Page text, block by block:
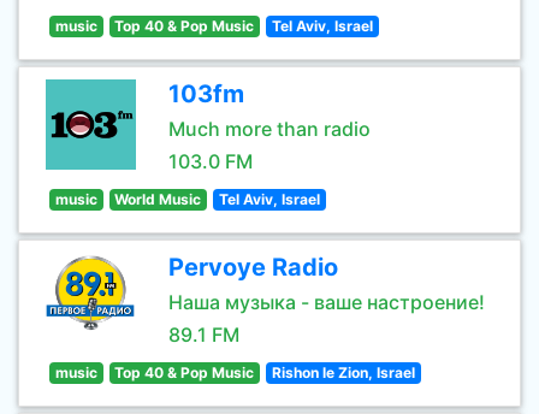
music Top 40 & Pop Music Tel Aviv, Israel
103fm
Much more than radio
103.0 FM
music World Music Tel Aviv, Israel
Pervoye Radio
Наша музыка - ваше настроение!
89.1 FM
music Top 40 & Pop Music Rishon le Zion, Israel